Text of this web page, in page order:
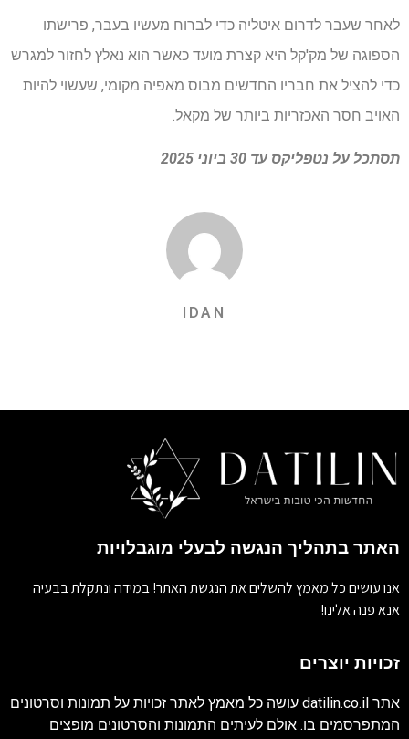
לאחר שעבר לדרום איטליה כדי לברוח מעשיו בעבר, פרישתו
הספוגה של מק'קל היא קצרת מועד כאשר הוא נאלץ לחזור למגרש
כדי להציל את חבריו החדשים מבוס מאפיה מקומי, שעשוי להיות
האויב חסר האכזריות ביותר של מקאל.
תסתכל על נטפליקס עד 30 ביוני 2025
IDAN
האתר בתהליך הנגשה לבעלי מוגבלויות
אנו עושים כל מאמץ להשלים את הנגשת האתר! במידה ונתקלת בבעיה
אנא פנה אלינו!
זכויות יוצרים
אתר datilin.co.il עושה כל מאמץ לאתר זכויות על תמונות וסרטונים
המתפרסמים בו. אולם לעיתים התמונות והסרטונים מופצים